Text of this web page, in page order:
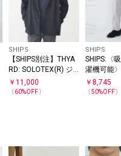
SHIPS
【SHIPS別注】THYA
RD: SOLOTEX(R) ジ
ャージー ジャケット
(セットアップ対応)
￥ 11,000
〔 60%OFF〕
SHIPS
SHIPS:〈
濯機可能
X(R)コー
ラックス(
￥8,745
〔50%OFF〕